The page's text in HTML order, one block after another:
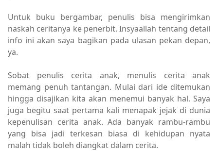
Untuk buku bergambar, penulis bisa mengirimkan
naskah ceritanya ke penerbit. Insyaallah tentang detail
info ini akan saya bagikan pada ulasan pekan depan,
ya.
Sobat penulis cerita anak, menulis cerita anak
memang penuh tantangan. Mulai dari ide ditemukan
hingga disajikan kita akan menemui banyak hal. Saya
juga begitu saat pertama kali menapak jejak di dunia
kepenulisan cerita anak. Ada banyak rambu-rambu
yang bisa jadi terkesan biasa di kehidupan nyata
malah tidak boleh diangkat dalam cerita.